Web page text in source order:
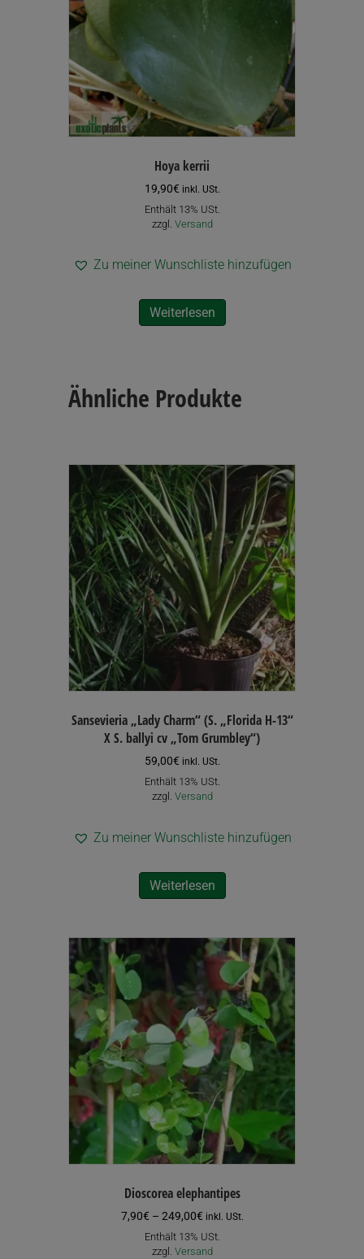
Produktseite
gewählt
werden
Hoya kerrii
19,90€ inkl. USt.
Enthält 13% USt.
zzgl. Versand
Zu meiner Wunschliste hinzufügen
Weiterlesen
Ähnliche Produkte
Sansevieria „Lady Charm“ (S. „Florida H-13“
X S. ballyi cv „Tom Grumbley“)
59,00€ inkl. USt.
Enthält 13% USt.
zzgl. Versand
Zu meiner Wunschliste hinzufügen
Weiterlesen
Dioscorea elephantipes
7,90€ – 249,00€Preisspanne:
7,90€
bis
inkl. USt.
Enthält 13% USt.
zzgl. Versand